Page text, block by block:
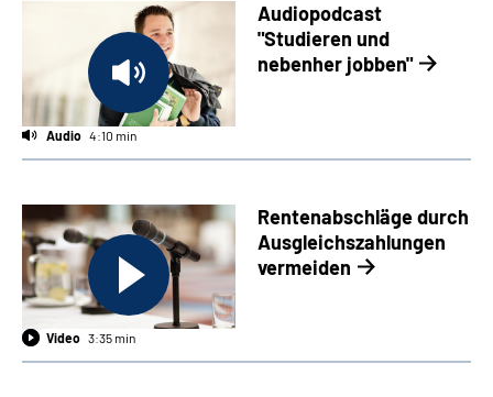
Audiopodcast
"Studieren und
nebenher jobben"
Audio 4:10 min
Rentenabschläge durch
Ausgleichszahlungen
vermeiden
Video 3:35 min